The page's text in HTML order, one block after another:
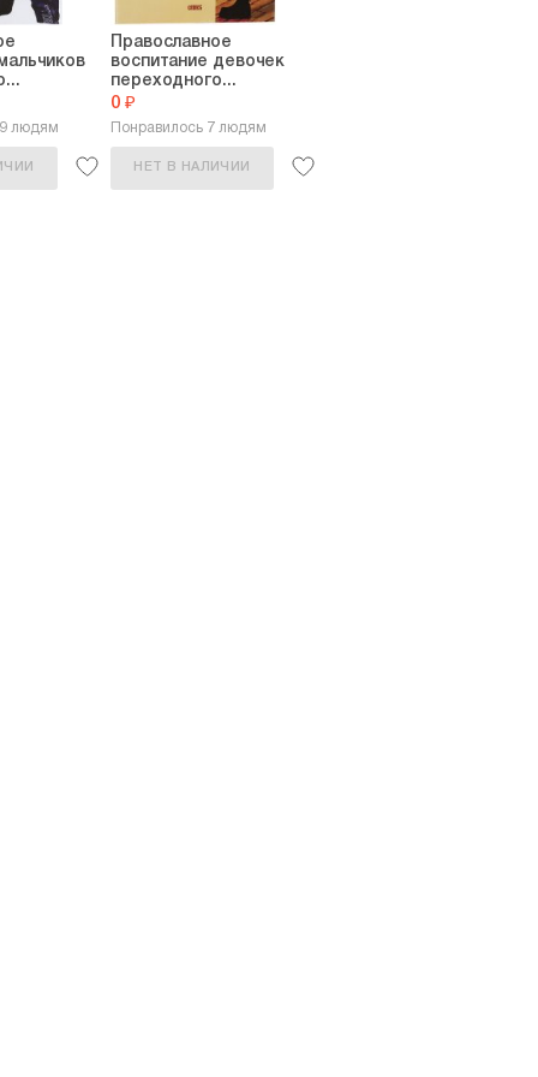
Кириллом и служил в храмах преподобного
Парголовскоми Смоленской иконы Божией Матери
Богоявленском
соборе, затем до 1999 года —
стихи, издал три стихотворных сборника,
людям
Православное
воспитание девочек
переходного...
0 ₽
Понравилось 7 людям
НЕТ В НАЛИЧИИ